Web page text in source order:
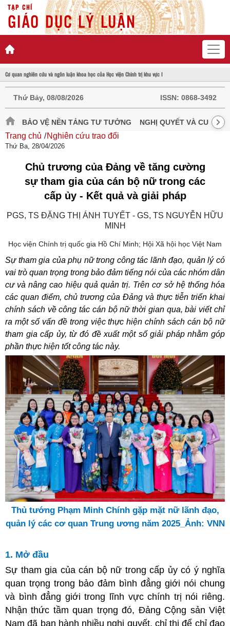
TẠP CHÍ
GIÁO DỤC LÝ LUẬN
Cơ quan nghiên cứu và ngôn luận khoa học của Học viện Chính trị khu vực I
Thứ Bảy, 08/08/2026 ISSN: 0868-3492
BẢO VỆ NỀN TẢNG TƯ TƯỞNG NGHỊ QUYẾT VÀ CUỘC
Trang chủ Nghiên cứu trao đổi
Thứ Ba, 28/04/2026
Chủ trương của Đảng về tăng cường
sự tham gia của cán bộ nữ trong các
cấp ủy - Kết quả và giải pháp
PGS, TS ĐẶNG THỊ ÁNH TUYẾT - GS, TS NGUYỄN HỮU
MINH
Học viện Chính trị quốc gia Hồ Chí Minh; Hội Xã hội học Việt Nam
Sự tham gia của phụ nữ trong công tác lãnh đạo, quản lý có
vai trò quan trọng trong bảo đảm tiếng nói của các nhóm dân
cư và nâng cao hiệu quả quản trị. Trên cơ sở hệ thống hóa
các quan điểm, chủ trương của Đảng và thực tiễn triển khai
chính sách về công tác cán bộ nữ thời gian qua, bài viết chỉ
ra một số vấn đề trong việc thực hiện chính sách cán bộ nữ
tham gia cấp ủy, từ đó đề xuất một số giải pháp nhằm góp
phần thực hiện tốt công tác này.
Thủ tướng Phạm Minh Chính gặp mặt nữ lãnh đạo,
quản lý các cơ quan Trung ương năm 2025_Ảnh: VNN
1. Mở đầu
Sự tham gia của cán bộ nữ trong cấp ủy có ý nghĩa
quan trọng trong bảo đảm bình đẳng giới nói chung
và bình đẳng giới trong lĩnh vực chính trị nói riêng.
Nhận thức tầm quan trọng đó, Đảng Cộng sản Việt
Nam đã ban hành nhiều nghị quyết, chỉ thị để chỉ đạo